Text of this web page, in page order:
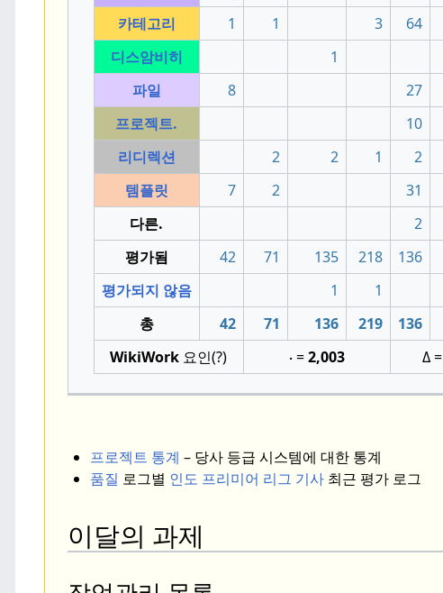
카테고리
1 1 3 64
디스암비히
1
파일
8 27
프로젝트.
10
리디렉션
2 2 1 2
템플릿
7 2 31
다른.
2
평가됨
42 71 135 218 136
평가되지 않음
1 1
총
42 71 136 219 136
WikiWork 요인(?) ∙ =2,003 Δ =
프로젝트 통계 – 당사 등급 시스템에 대한 통계
품질 로그별 인도 프리미어 리그 기사 최근 평가 로그
이달의 과제